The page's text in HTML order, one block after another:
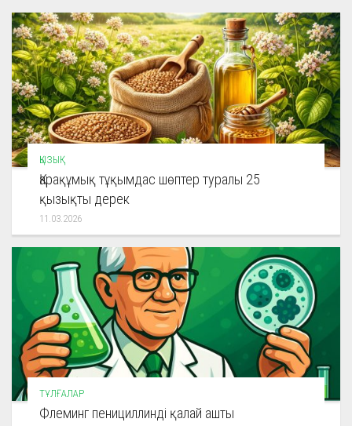
ҚЫЗЫҚ
Қарақұмық тұқымдас шөптер туралы 25
қызықты дерек
11.03.2026
ТҰЛҒАЛАР
Флеминг пенициллинді қалай ашты